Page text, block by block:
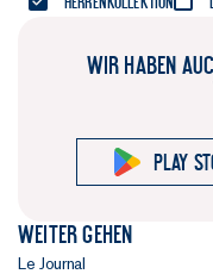
WIR HABEN
Play
Weiter gehen
Le Journal